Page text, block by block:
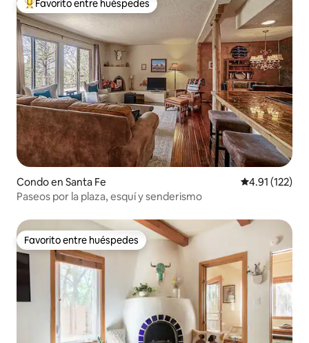
Favorito entre huéspedes preferido
Favorito entre huéspedes
Condo en Santa Fe Calificación
4.91 (122)
Paseos por la plaza, esquí y senderismo
Favorito entre huéspedes
Favorito entre huéspedes